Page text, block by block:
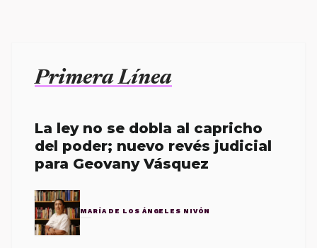
Primera Línea
La ley no se dobla al capricho
del poder; nuevo revés judicial
para Geovany Vásquez
MARÍA DE LOS ÁNGELES NIVÓN